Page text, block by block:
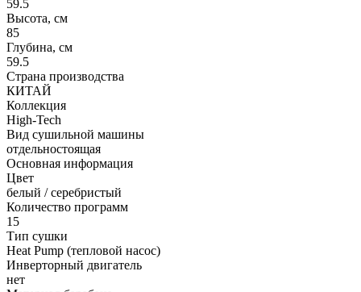
59.5
Высота, см
85
Глубина, см
59.5
Страна производства
КИТАЙ
Коллекция
High-Tech
Вид сушильной машины
отдельностоящая
Основная информация
Цвет
белый / серебристый
Количество программ
15
Тип сушки
Heat Pump (тепловой насос)
Инверторный двигатель
нет